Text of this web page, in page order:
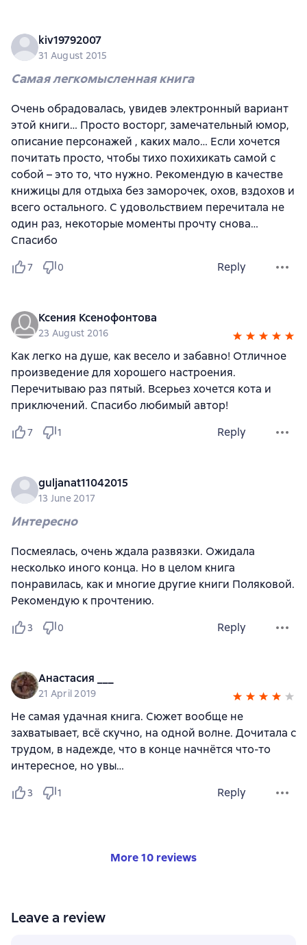
kiv19792007
31 August 2015
Самая легкомысленная книга
Очень обрадовалась, увидев электронный вариант
этой книги… Просто восторг, замечательный юмор,
описание персонажей , каких мало… Если хочется
почитать просто, чтобы тихо похихикать самой с
собой – это то, что нужно. Рекомендую в качестве
книжицы для отдыха без заморочек, охов, вздохов и
всего остального. С удовольствием перечитала не
один раз, некоторые моменты прочту снова…
Спасибо
7 0 Reply
Ксения Ксенофонтова
23 August 2016
Как легко на душе, как весело и забавно! Отличное
произведение для хорошего настроения.
Перечитываю раз пятый. Всерьез хочется кота и
приключений. Спасибо любимый автор!
7 1 Reply
guljanat11042015
13 June 2017
Интересно
Посмеялась, очень ждала развязки. Ожидала
несколько иного конца. Но в целом книга
понравилась, как и многие другие книги Поляковой.
Рекомендую к прочтению.
3 0 Reply
Анастасия ___
21 April 2019
Не самая удачная книга. Сюжет вообще не
захватывает, всё скучно, на одной волне. Дочитала с
трудом, в надежде, что в конце начнётся что-то
интересное, но увы…
3 1 Reply
More 10 reviews
Leave a review